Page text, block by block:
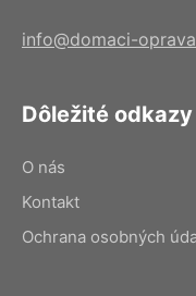
info@domaci-
Dôležité odkazy
O nás
Kontakt
Ochrana osobných